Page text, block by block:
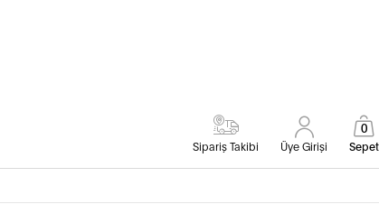
Sipariş Takibi Üye Girişi Sepet
0